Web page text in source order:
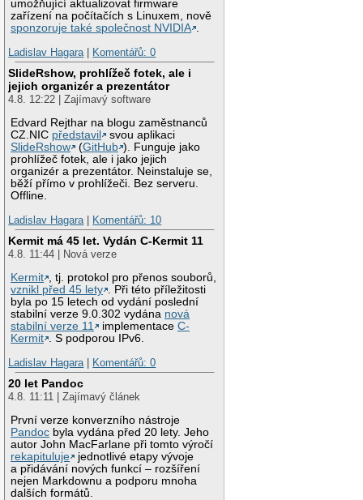
umožňující aktualizovat firmware
zařízení na počítačích s Linuxem, nově
sponzoruje také společnost NVIDIA .
Ladislav Hagara | Komentářů: 0
SlideRshow, prohlížeč fotek, ale i
jejich organizér a prezentátor
4.8. 12:22 | Zajímavý software
Edvard Rejthar na blogu zaměstnanců
CZ.NIC představil
svou aplikaci
SlideRshow
(GitHub ). Funguje jako
prohlížeč fotek, ale i jako jejich
organizér a prezentátor. Neinstaluje se,
běží přímo v prohlížeči. Bez serveru.
Offline.
Ladislav Hagara | Komentářů: 10
Kermit má 45 let. Vydán C-Kermit 11
4.8. 11:44 | Nová verze
Kermit , tj. protokol pro přenos souborů,
vznikl před 45 lety . Při této příležitosti
byla po 15 letech od vydání poslední
stabilní verze 9.0.302 vydána nová
stabilní verze 11
implementaceC-
Kermit . S podporou IPv6.
Ladislav Hagara | Komentářů: 0
20 let Pandoc
4.8. 11:11 | Zajímavý článek
První verze konverzního nástroje
Pandoc byla vydána před 20 lety. Jeho
autor John MacFarlane při tomto výročí
rekapituluje
jednotlivé etapy vývoje
a přidávání nových funkcí – rozšíření
nejen Markdownu a podporu mnoha
dalších formátů.